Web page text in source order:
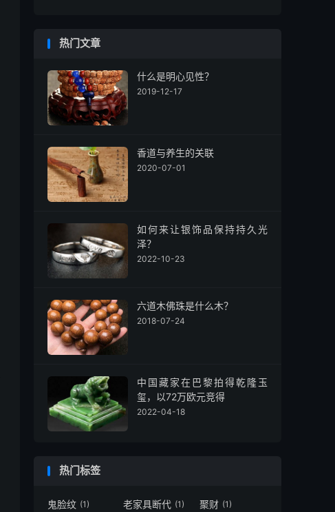
热门文章
什么是明心见性？
2019-12-17
香道与养生的关联
2020-07-01
如何来让银饰品保持持久光
泽？
2022-10-23
六道木佛珠是什么木？
2018-07-24
中国藏家在巴黎拍得乾隆玉
玺，以72万欧元竞得
2022-04-18
热门标签
鬼脸纹 (1) 老家具断代 (1) 聚财 (1)